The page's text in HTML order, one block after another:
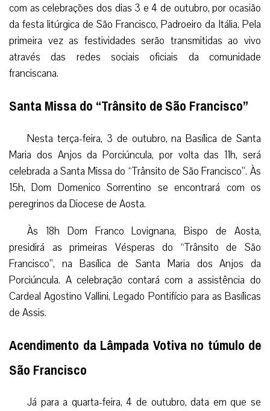
com as celebrações dos dias 3 e 4 de outubro, por ocasião
da festa litúrgica de São Francisco, Padroeiro da Itália. Pela
primeira vez as festividades serão transmitidas ao vivo
através das redes sociais oficiais da comunidade
franciscana.
Santa Missa do “Trânsito de São Francisco”
Nesta terça-feira, 3 de outubro, na Basílica de Santa
Maria dos Anjos da Porciúncula, por volta das 11h, será
celebrada a Santa Missa do “Trânsito de São Francisco”. Às
15h, Dom Domenico Sorrentino se encontrará com os
peregrinos da Diocese de Aosta.
Às 18h Dom Franco Lovignana, Bispo de Aosta,
presidirá as primeiras Vésperas do “Trânsito de São
Francisco”, na Basílica de Santa Maria dos Anjos da
Porciúncula. A celebração contará com a assistência do
Cardeal Agostino Vallini, Legado Pontifício para as Basílicas
de Assis.
Acendimento da Lâmpada Votiva no túmulo de
São Francisco
Já para a quarta-feira, 4 de outubro, data em que se